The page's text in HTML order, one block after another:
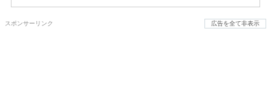
スポンサーリンク 広告を全て非表示